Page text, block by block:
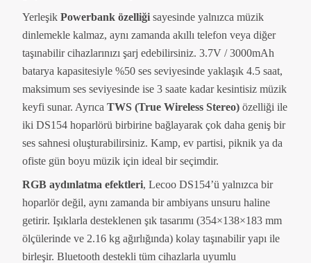
Yerleşik Powerbank özelliği sayesinde yalnızca müzik
dinlemekle kalmaz, aynı zamanda akıllı telefon veya diğer
taşınabilir cihazlarınızı şarj edebilirsiniz. 3.7V / 3000mAh
batarya kapasitesiyle %50 ses seviyesinde yaklaşık 4.5 saat,
maksimum ses seviyesinde ise 3 saate kadar kesintisiz müzik
keyfi sunar. Ayrıca TWS (True Wireless Stereo) özelliği ile
iki DS154 hoparlörü birbirine bağlayarak çok daha geniş bir
ses sahnesi oluşturabilirsiniz. Kamp, ev partisi, piknik ya da
ofiste gün boyu müzik için ideal bir seçimdir.
RGB aydınlatma efektleri, Lecoo DS154’ü yalnızca bir
hoparlör değil, aynı zamanda bir ambiyans unsuru haline
getirir. Işıklarla desteklenen şık tasarımı (354×138×183 mm
ölçülerinde ve 2.16 kg ağırlığında) kolay taşınabilir yapı ile
birleşir. Bluetooth destekli tüm cihazlarla uyumlu